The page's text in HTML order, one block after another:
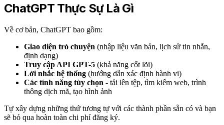
ChatGPT Thực Sự Là Gì
Về cơ bản, ChatGPT bao gồm:
Giao diện trò chuyện (nhập liệu văn bản, lịch sử tin nhắn,
định dạng)
Truy cập API GPT-5 (khả năng cốt lõi)
Lời nhắc hệ thống (hướng dẫn xác định hành vi)
Các tính năng tùy chọn - tải lên tệp, tìm kiếm web, trình
thông dịch mã, tạo hình ảnh
Tự xây dựng những thứ tương tự với các thành phần sẵn có và bạn
sẽ bỏ qua hoàn toàn chi phí đăng ký.